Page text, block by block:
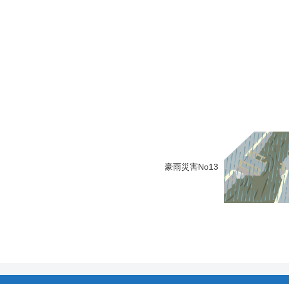
豪雨災害No13